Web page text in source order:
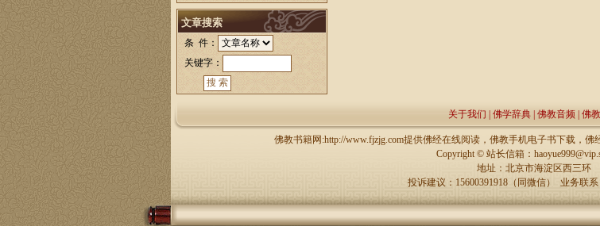
文章搜索
条 件：
关键字：
关于我们 佛学辞典 佛教音频 佛
佛教书籍网:http://www.fjzjg.com提供佛经在线阅读，佛教手机电子书下载，
Copyright © 站长信箱：
地址：北京市海淀区西三环
投诉建议：15600391918（同微信） 业务联系